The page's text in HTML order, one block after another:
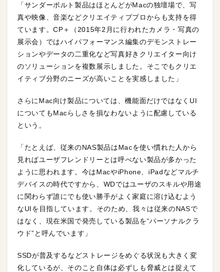
「サンダーボルト製品はほとんどがMacの独壇場で、写
真や映像、音楽などクリエイティブプロからも支持を得
ています。CP＋（2015年2月に行われたカメラ・写真の
展示会）ではハイパフォーマンス編集のデモンストレー
ションやデータの二重化など写真好きクリエイター向け
のソリューションを複数展示しました。そこでもクリエ
イティブ分野のニーズが高いことを実感しました」
さらにMac向け製品については、機能面だけではなくUI
についてもMacらしさを損なわないように配慮している
という。
「たとえば、従来のNAS製品はMacを使い慣れた人から
見ればユーザフレンドリーとは呼べない製品が多かった
ように思われます。今はMacやiPhone、iPadなどマルチ
デバイスの時代ですから、WDではユーザのスキルや用途
に関わらず誰にでも使い勝手がよく家庭に溶け込むよう
なUIを目指しています。そのため、我々は従来のNASで
はなく、現在米国で発売している製品を“パーソナルクラ
ウド”と呼んでいます」
SSDが普及するなどストレージをめぐる状況も大きく変
化しているが、そのこと自体は必ずしも脅威とは捉えて